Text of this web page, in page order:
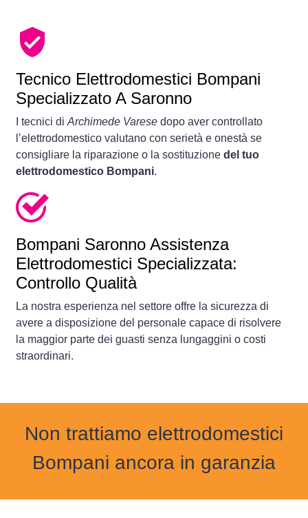
Tecnico Elettrodomestici Bompani
Specializzato A Saronno
I tecnici di Archimede Varese dopo aver controllato
l’elettrodomestico valutano con serietà e onestà se
consigliare la riparazione o la sostituzione del tuo
elettrodomestico Bompani.
Bompani Saronno Assistenza
Elettrodomestici Specializzata:
Controllo Qualità
La nostra esperienza nel settore offre la sicurezza di
avere a disposizione del personale capace di risolvere
la maggior parte dei guasti senza lungaggini o costi
straordinari.
Non trattiamo elettrodomestici
Bompani ancora in garanzia